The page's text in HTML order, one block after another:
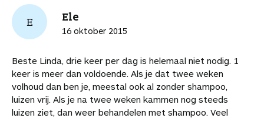
E Ele
16 oktober 2015
Beste Linda, drie keer per dag is helemaal niet nodig. 1
keer is meer dan voldoende. Als je dat twee weken
volhoud dan ben je, meestal ook al zonder shampoo,
luizen vrij. Als je na twee weken kammen nog steeds
luizen ziet, dan weer behandelen met shampoo. Veel